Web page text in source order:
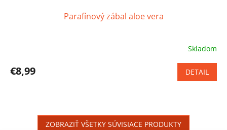
Parafínový zábal aloe vera
produktu
hviezdičiek.
Skladom
€8,99 DETAIL
ZOBRAZIŤ VŠETKY SÚVISIACE PRODUKTY